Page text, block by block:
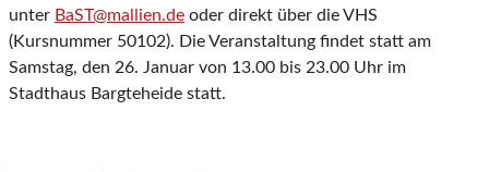
unter BaST@mallien.de oder direkt über die VHS
(Kursnummer 50102). Die Veranstaltung findet statt am
Samstag, den 26. Januar von 13.00 bis 23.00 Uhr im
Stadthaus Bargteheide statt.